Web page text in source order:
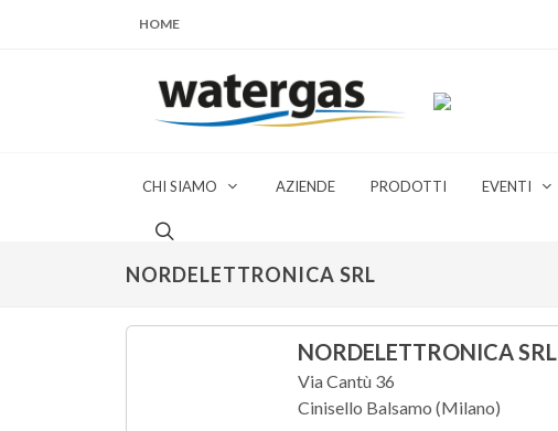
HOME
CHI SIAMO AZIENDE PRODOTTI EVENTI
NORDELETTRONICA SRL
NORDELETTRONICA SRL
Via Cantù 36
Cinisello Balsamo (Milano)